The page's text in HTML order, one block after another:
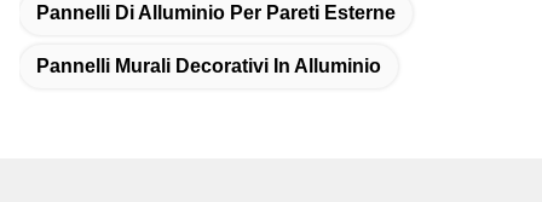
Pannelli Di Alluminio Per Pareti Esterne
Pannelli Murali Decorativi In Alluminio